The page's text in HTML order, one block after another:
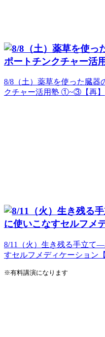
8/8（土）薬草を使った臓器
クチャー活用塾 ①~③【再】
8/11（火）生き残る手立て
すセルフメディケーション【
※有料講演になります